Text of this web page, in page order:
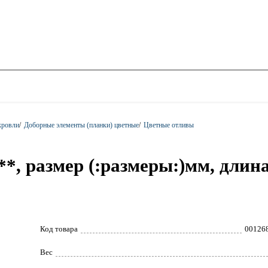
/ Доборные элементы (планки) цветные/ Цветные отливы
размер (:размеры:)мм,
Код товара
Вес